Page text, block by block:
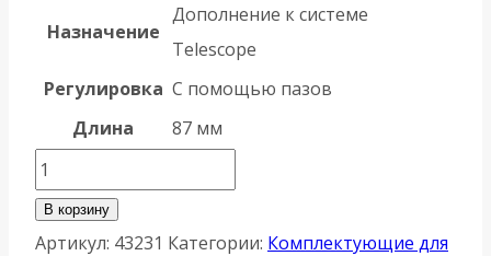
Назначение
Дополнение к системе
Telescope
Регулировка С помощью пазов
Длина
87 мм
Количество
товара
Кронштейн
В корзину
Артикул: 43231 Категории: Комплектующие для